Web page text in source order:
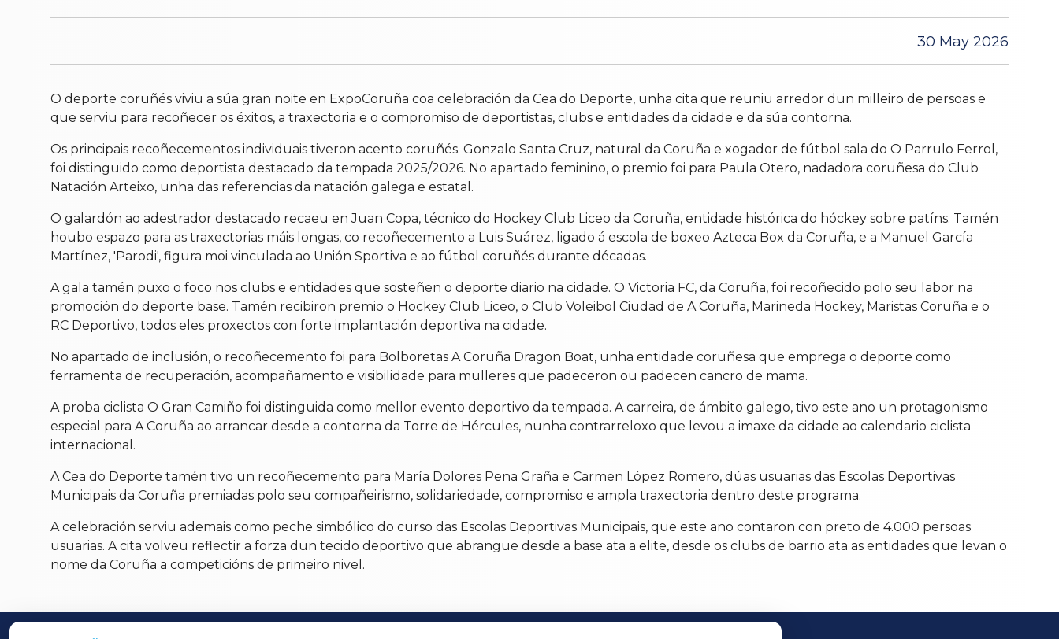
30 May 2026
O deporte coruñés viviu a súa gran noite en ExpoCoruña coa celebración da Cea do Deporte, unha cita que reuniu arredor dun milleiro de persoas e
que serviu para recoñecer os éxitos, a traxectoria e o compromiso de deportistas, clubs e entidades da cidade e da súa contorna.
Os principais recoñecementos individuais tiveron acento coruñés. Gonzalo Santa Cruz, natural da Coruña e xogador de fútbol sala do O Parrulo Ferrol,
foi distinguido como deportista destacado da tempada 2025/2026. No apartado feminino, o premio foi para Paula Otero, nadadora coruñesa do Club
Natación Arteixo, unha das referencias da natación galega e estatal.
O galardón ao adestrador destacado recaeu en Juan Copa, técnico do Hockey Club Liceo da Coruña, entidade histórica do hóckey sobre patíns. Tamén
houbo espazo para as traxectorias máis longas, co recoñecemento a Luis Suárez, ligado á escola de boxeo Azteca Box da Coruña, e a Manuel García
Martínez, 'Parodi', figura moi vinculada ao Unión Sportiva e ao fútbol coruñés durante décadas.
A gala tamén puxo o foco nos clubs e entidades que sosteñen o deporte diario na cidade. O Victoria FC, da Coruña, foi recoñecido polo seu labor na
promoción do deporte base. Tamén recibiron premio o Hockey Club Liceo, o Club Voleibol Ciudad de A Coruña, Marineda Hockey, Maristas Coruña e o
RC Deportivo, todos eles proxectos con forte implantación deportiva na cidade.
No apartado de inclusión, o recoñecemento foi para Bolboretas A Coruña Dragon Boat, unha entidade coruñesa que emprega o deporte como
ferramenta de recuperación, acompañamento e visibilidade para mulleres que padeceron ou padecen cancro de mama.
A proba ciclista O Gran Camiño foi distinguida como mellor evento deportivo da tempada. A carreira, de ámbito galego, tivo este ano un protagonismo
especial para A Coruña ao arrancar desde a contorna da Torre de Hércules, nunha contrarreloxo que levou a imaxe da cidade ao calendario ciclista
internacional.
A Cea do Deporte tamén tivo un recoñecemento para María Dolores Pena Graña e Carmen López Romero, dúas usuarias das Escolas Deportivas
Municipais da Coruña premiadas polo seu compañeirismo, solidariedade, compromiso e ampla traxectoria dentro deste programa.
A celebración serviu ademais como peche simbólico do curso das Escolas Deportivas Municipais, que este ano contaron con preto de 4.000 persoas
usuarias. A cita volveu reflectir a forza dun tecido deportivo que abrangue desde a base ata a elite, desde os clubs de barrio ata as entidades que levan o
nome da Coruña a competicións de primeiro nivel.